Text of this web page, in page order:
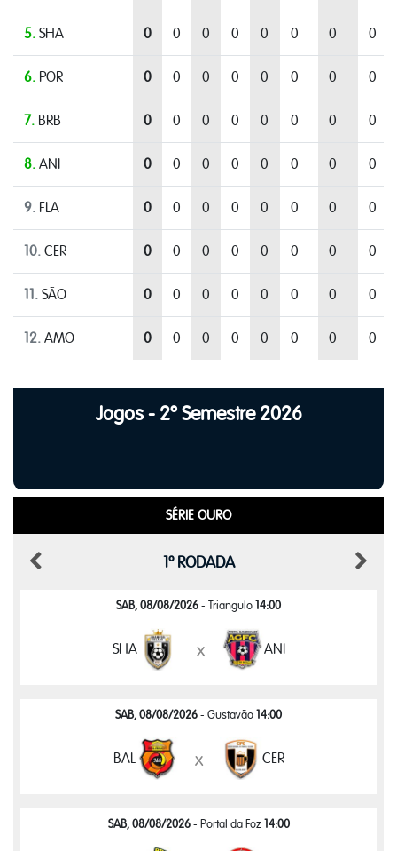
5. SHA 0 0 0 0 0 0 0 0
6. POR 0 0 0 0 0 0 0 0
7. BRB 0 0 0 0 0 0 0 0
8. ANI 0 0 0 0 0 0 0 0
9. FLA 0 0 0 0 0 0 0 0
10. CER 0 0 0 0 0 0 0 0
11. SÃO 0 0 0 0 0 0 0 0
12. AMO 0 0 0 0 0 0 0 0
Jogos - 2º Semestre 2026
SÉRIE OURO
1º RODADA
SAB, 08/08/2026 - Triangulo 14:00
SHA x ANI
SAB, 08/08/2026 - Gustavão 14:00
BAL x CER
SAB, 08/08/2026- Portal da Foz 14:00